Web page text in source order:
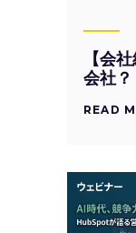
【会
会社？
READ